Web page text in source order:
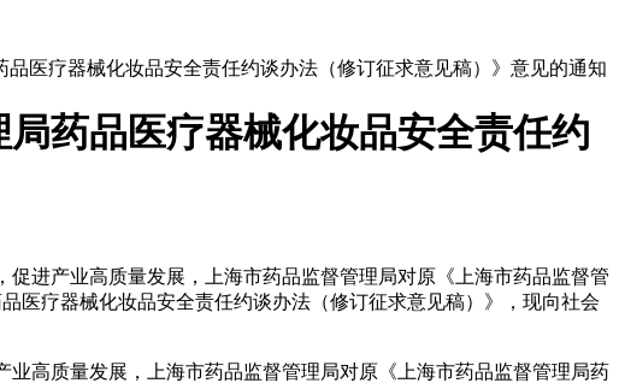
医疗器械化妆品安全责任约谈办法（修订征求意见稿）》意见的通知
药品医疗器械化妆品安全责任约
进产业高质量发展，上海市药品监督管理局对原《上海市药品监督管
医疗器械化妆品安全责任约谈办法（修订征求意见稿）》，现向社会
高质量发展，上海市药品监督管理局对原《上海市药品监督管理局药